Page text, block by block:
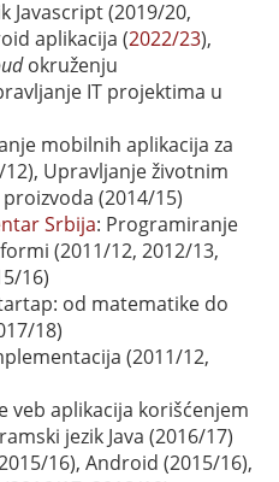
Javascript (2019/20,
aplikacija (2022/23),
okruženju
ΙΤ projektima u
mobilnih aplikacija za
Upravljanje životnim
(2014/15)
Srbija: Programiranje
(2011/12, 2012/13,
16)
od matematike do
18)
(2011/12,
veb aplikacija korišćenjem
jezik Java (2016/17)
16), Android (2015/16),